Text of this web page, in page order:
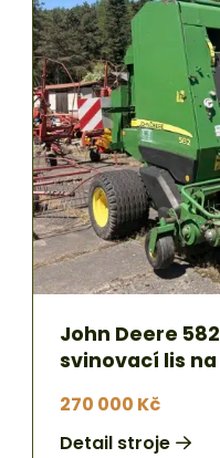
John Deere
svinovací lis
270 000 Kč
Detail stroje